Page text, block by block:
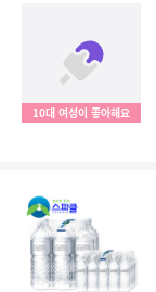
10대 여성이 좋아해요